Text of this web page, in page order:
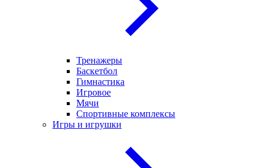
Тренажеры
Баскетбол
Гимнастика
Игровое
Мячи
Спортивные комплексы
Игры и игрушки